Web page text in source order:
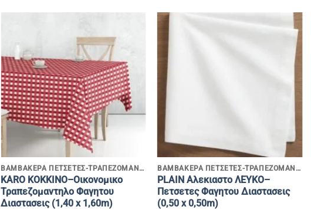
ΒΑΜΒΑΚΕΡΑ ΠΕΤΣΕΤΕΣ-ΤΡΑΠΕΖΟΜΑΝΤΗΛΑ
KARO ΚΟΚΚΙΝΟ–Οικονομικο
Τραπεζομαντηλο Φαγητου
Διαστασεις (1,40 x 1,60m)
+
ΒΑΜΒΑΚΕΡΑ ΠΕΤΣΕΤΕΣ-ΤΡΑΠΕΖΟΜΑΝΤΗΛΑ
PLAIN Αλεκιαστο ΛΕΥΚΟ–
Πετσετες Φαγητου Διαστασεις
(0,50 x 0,50m)